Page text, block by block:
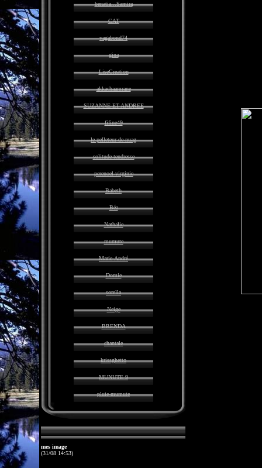
benatia...Samira
CAT
vagabond74
gina
LiseCreation
akkachaamrane
SUZANNE ET ANDREE
fifine49
le-pelleteur-de-nuag
solitude-tendresse
perenoel-virginie
Babeth
Béa
Nathalie
mumute
Marie-André
Domie
sorella
Neige
BRENDA
chantale
krissghetto
MUNUTE 9
pluie-mumute
mes image
(31/08 14:53)